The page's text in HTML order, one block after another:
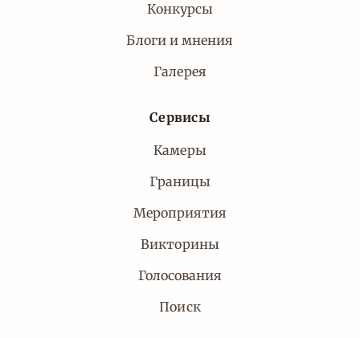
Конкурсы
Блоги и мнения
Галерея
Сервисы
Камеры
Границы
Мероприятия
Викторины
Голосования
Поиск